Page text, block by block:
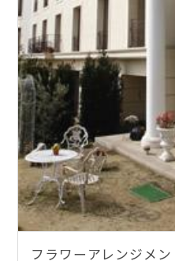
フラワーアレンジメン